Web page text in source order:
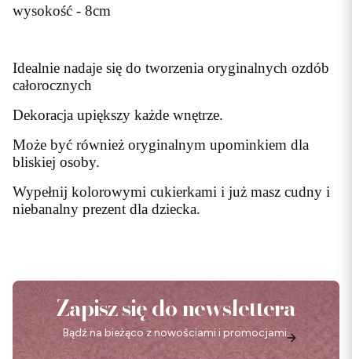
wysokość - 8cm
Idealnie nadaje się do tworzenia oryginalnych ozdób
całorocznych
Dekoracja upiększy każde wnętrze.
Może być również oryginalnym upominkiem dla
bliskiej osoby.
Wypełnij kolorowymi cukierkami i już masz cudny i
niebanalny prezent dla dziecka.
Zapisz się do newslettera
Bądź na bieżąco z nowościami i promocjami.